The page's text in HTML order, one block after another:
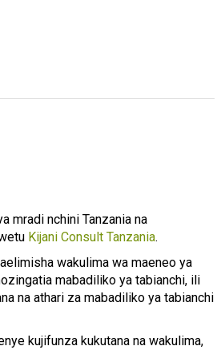
mradi nchini Tanzania na
Kijani Consult Tanzania.
wakulima wa maeneo ya
mabadiliko ya tabianchi, ili
na athari za mabadiliko ya tabianchi
kujifunza kukutana na wakulima,